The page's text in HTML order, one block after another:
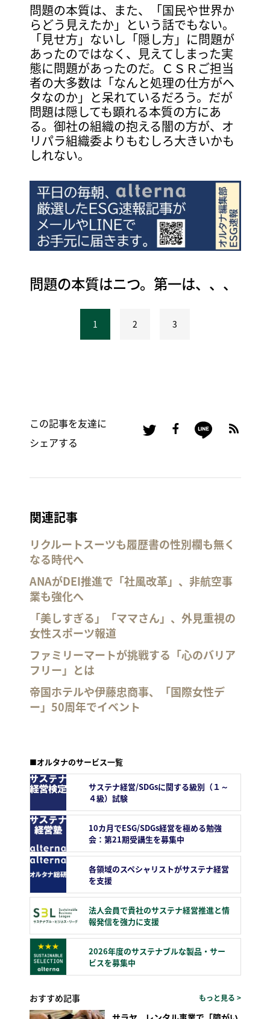
問題の本質は、また、「国民や世界か
らどう見えたか」という話でもない。
「見せ方」ないし「隠し方」に問題が
あったのではなく、見えてしまった実
態に問題があったのだ。ＣＳＲご担当
者の大多数は「なんと処理の仕方がヘ
タなのか」と呆れているだろう。だが
問題は隠しても顕れる本質の方にあ
る。御社の組織の抱える闇の方が、オ
リパラ組織委よりもむしろ大きいかも
しれない。
問題の本質はニつ。第一は、、、
1 2 3
この記事を友達に
シェアする
関連記事
リクルートスーツも履歴書の性別欄も無く
なる時代へ
ANAがDEI推進で「社風改革」、非航空事
業も強化へ
「美しすぎる」「ママさん」、外見重視の
女性スポーツ報道
ファミリーマートが挑戦する「心のバリア
フリー」とは
帝国ホテルや伊藤忠商事、「国際女性デ
ー」50周年でイベント
■オルタナのサービス一覧
サステナ経営/SDGsに関する級別（１～
４級）試験
10カ月でESG/SDGs経営を極める勉強
会：第21期受講生を募集中
各領域のスペシャリストがサステナ経営
を支援
法人会員で貴社のサステナ経営推進と情
報発信を強力に支援
2026年度のサステナブルな製品・サー
ビスを募集中
おすすめ記事 もっと見る >